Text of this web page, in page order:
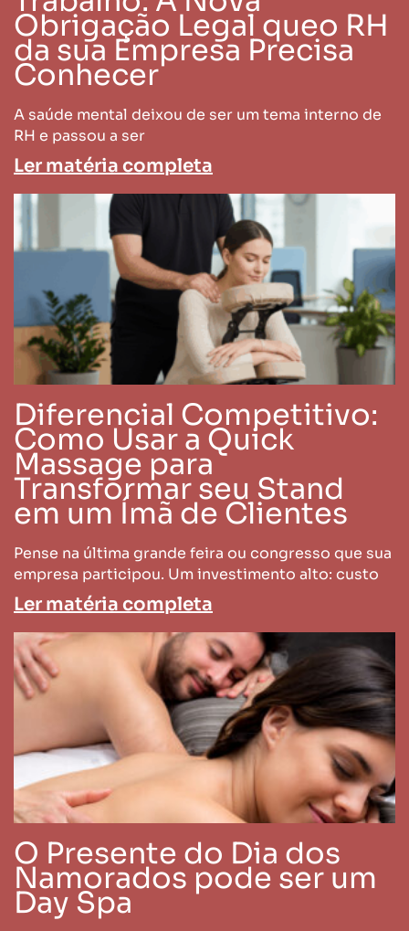
Obrigação Legal queo RH
da sua Empresa Precisa
Conhecer
A saúde mental deixou de ser um tema interno de
RH e passou a ser
Ler matéria completa
Diferencial Competitivo:
Como Usar a Quick
Massage para
Transformar seu Stand
em um Ímã de Clientes
Pense na última grande feira ou congresso que sua
empresa participou. Um investimento alto: custo
Ler matéria completa
O Presente do Dia dos
Namorados pode ser um
Day Spa